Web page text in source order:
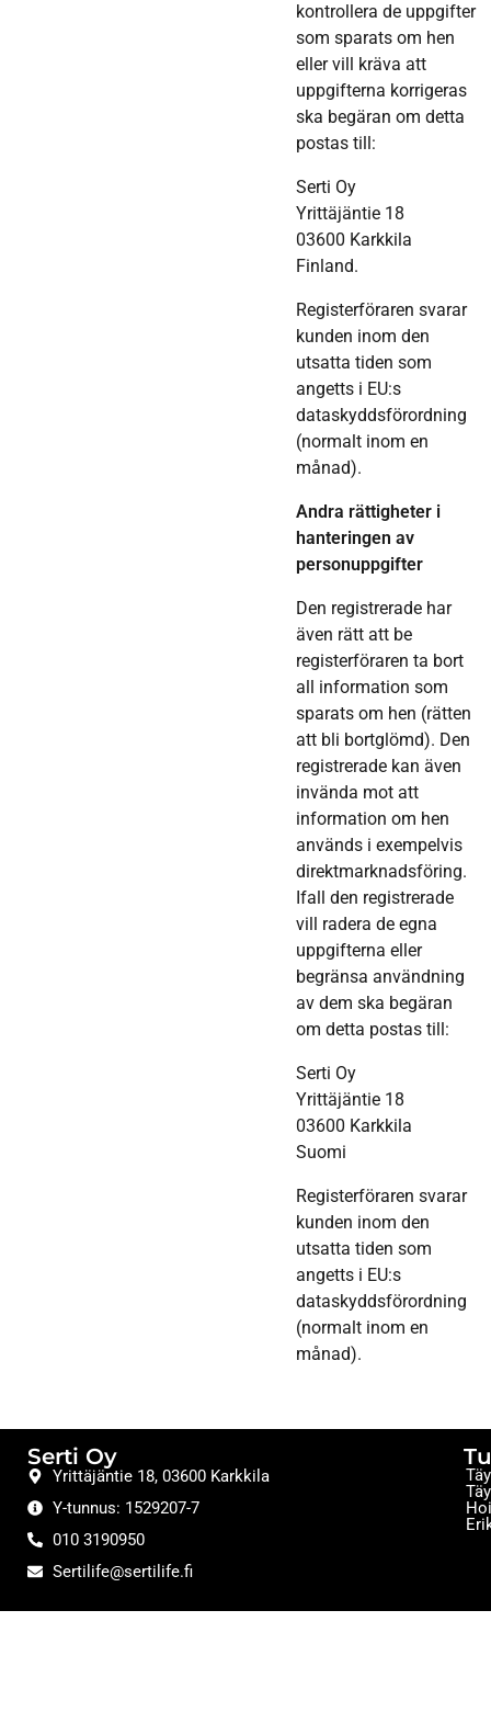
kontrollera de uppgifter
som sparats om hen
eller vill kräva att
uppgifterna korrigeras
ska begäran om detta
postas till:
Serti Oy
Yrittäjäntie 18
03600 Karkkila
Finland.
Registerföraren svarar
kunden inom den
utsatta tiden som
angetts i EU:s
dataskyddsförordning
(normalt inom en
månad).
Andra rättigheter i
hanteringen av
personuppgifter
Den registrerade har
även rätt att be
registerföraren ta bort
all information som
sparats om hen (rätten
att bli bortglömd). Den
registrerade kan även
invända mot att
information om hen
används i exempelvis
direktmarknadsföring.
Ifall den registrerade
vill radera de egna
uppgifterna eller
begränsa användning
av dem ska begäran
om detta postas till:
Serti Oy
Yrittäjäntie 18
03600 Karkkila
Suomi
Registerföraren svarar
kunden inom den
utsatta tiden som
angetts i EU:s
dataskyddsförordning
(normalt inom en
månad).
Serti Oy
Yrittäjäntie 18, 03600 Karkkila
Y-tunnus: 1529207-7
010 3190950
Sertilife@sertilife.fi